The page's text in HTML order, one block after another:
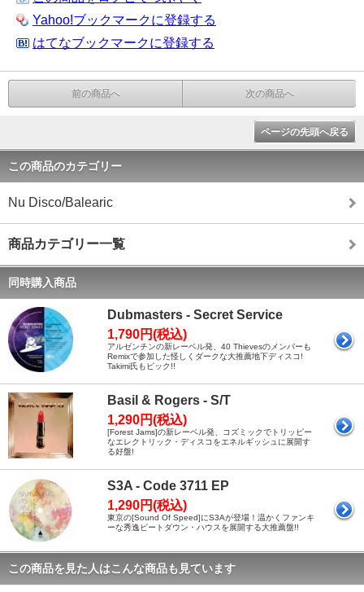
Yahoo!ブックマークに登録する
はてなブックマークに登録する
前の商品へ 次の商品へ
ページの先頭へ戻る
この商品のカテゴリー
Nu Disco/Balearic
商品カテゴリー一覧
同時購入商品
Dubmasters - Secret Service
1,790円(税込)
アルゼンチンの新レーベル発、40 Thievesのメンバーも
Remixで参加した怪しくダークな大推薦地下ディスコ!
Takimi氏もピック!!
Basil & Rogers - S/T
1,290円(税込)
[Forest Jams]の新レーベル発、コズミックでトリッピー
なエレクトリック・ディスコをエネルギッシュに展開す
る好盤!
S3A - Code 3711 EP
1,290円(税込)
東京の[Sound Of Speed]にS3Aが登場！温かくファンキ
ーな秀逸ビートダウン・ハウスを展開する大推薦盤!!
この商品を見た人はこんな商品も見ています